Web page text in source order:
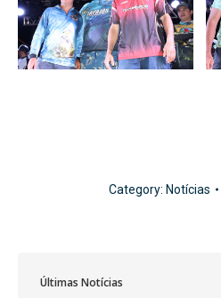
Category: Notícias
Últimas Notícias